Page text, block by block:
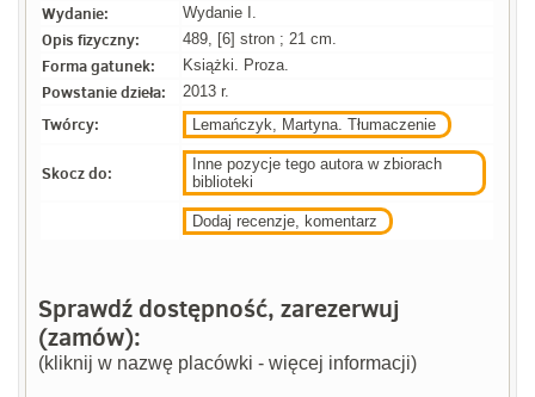
Wydanie: Wydanie I.
Opis fizyczny: 489, [6] stron ; 21 cm.
Forma gatunek: Książki. Proza.
Powstanie dzieła: 2013 r.
Twórcy: Lemańczyk, Martyna. Tłumaczenie
Skocz do:
Inne pozycje tego autora w zbiorach
biblioteki
Dodaj recenzje, komentarz
Sprawdź dostępność, zarezerwuj
(zamów):
(kliknij w nazwę placówki - więcej informacji)